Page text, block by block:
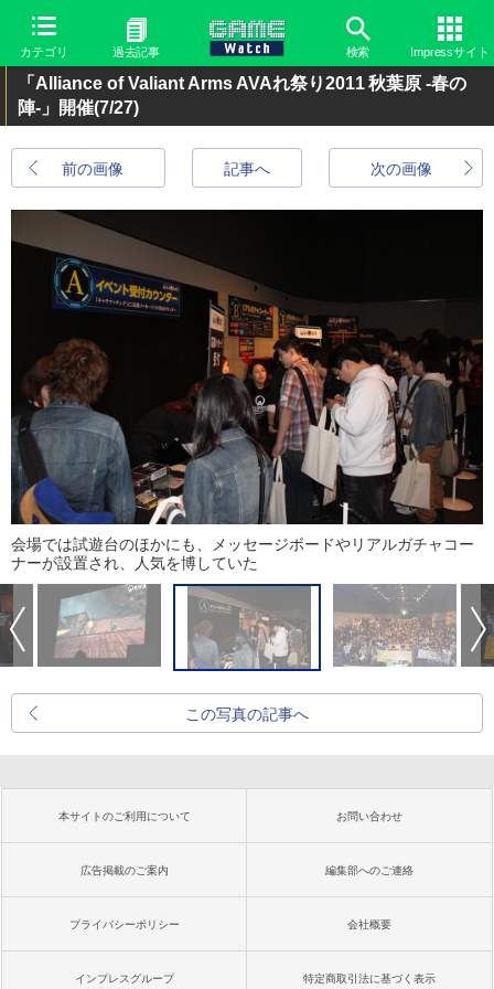
カテゴリ 過去記事 検索 Impressサイト
「Alliance of Valiant Arms AVAれ祭り2011 秋葉原 -春の
陣-」開催(7/27)
前の画像 次の画像
記事へ
会場では試遊台のほかにも、メッセージボードやリアルガチャコー
ナーが設置され、人気を博していた
この写真の記事へ
本サイトのご利用について お問い合わせ
広告掲載のご案内 編集部へのご連絡
プライバシーポリシー 会社概要
インプレスグループ 特定商取引法に基づく表示